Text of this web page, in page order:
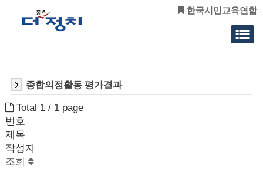
한국시민교육연합
종합의정활동 평가결과
Total 1 /1 page
번호
제목
작성자
조회